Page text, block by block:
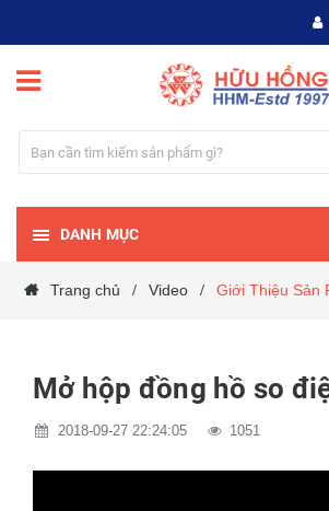
DANH MỤC
Trang chủ / Video / Giới Thiệu Sản
Mở hộp đồng hồ so
2018-09-27 22:24:05 1051